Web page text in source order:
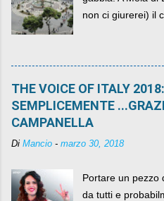
non ci giurerei) il
per un numero
più. C'era una
THE VOICE OF ITALY 2018:
SEMPLICEMENTE
CAMPANELLA
Di Mancio - marzo 30, 2018
Portare un pezzo
da tutti e